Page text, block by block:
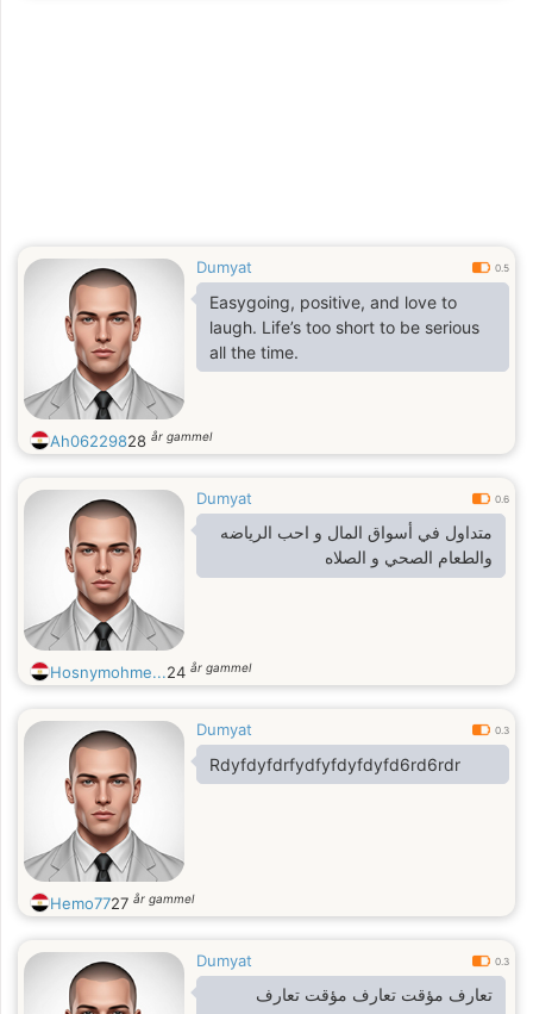
Dumyat 0.5
Easygoing, positive, and love to
laugh. Life’s too short to be serious
all the time.
Ah06229828 år gammel
Dumyat 0.6
متداول في أسواق المال و احب الرياضه
والطعام الصحي و الصلاه
Hosnymohme...24 år gammel
Dumyat 0.3
Rdyfdyfdrfydfyfdyfdyfd6rd6rdr
Hemo7727 år gammel
Dumyat 0.3
تعارف مؤقت تعارف مؤقت تعارف